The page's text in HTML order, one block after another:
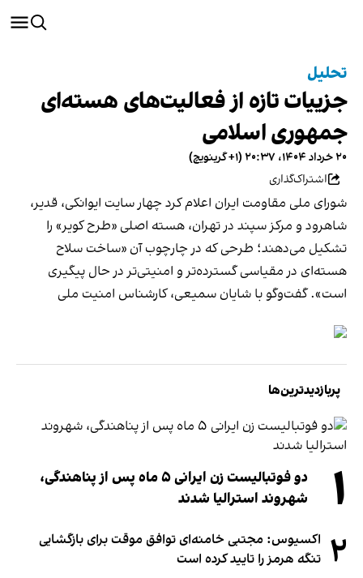
تحلیل
جزییات تازه از فعالیت‌های هسته‌ای
جمهوری اسلامی
۲۰ خرداد ۱۴۰۴، ۲۰:۳۷ (‎+۱ گرینویچ)
اشتراک‌گذاری
شورای ملی مقاومت ایران اعلام کرد چهار سایت ایوانکی، قدیر،
شاهرود و مرکز سپند در تهران، هسته اصلی «طرح کویر» را
تشکیل می‌دهند؛ طرحی که در چارچوب آن «ساخت سلاح
هسته‌ای در مقیاسی گسترده‌تر و امنیتی‌تر در حال پیگیری
است». گفت‌وگو با شایان سمیعی، کارشناس امنیت ملی
پربازدیدترین‌ها
۱
دو فوتبالیست زن ایرانی ۵ ماه پس از پناهندگی،
شهروند استرالیا شدند
۲ اکسیوس: مجتبی خامنه‌ای توافق موقت برای بازگشایی
تنگه هرمز را تایید کرده است